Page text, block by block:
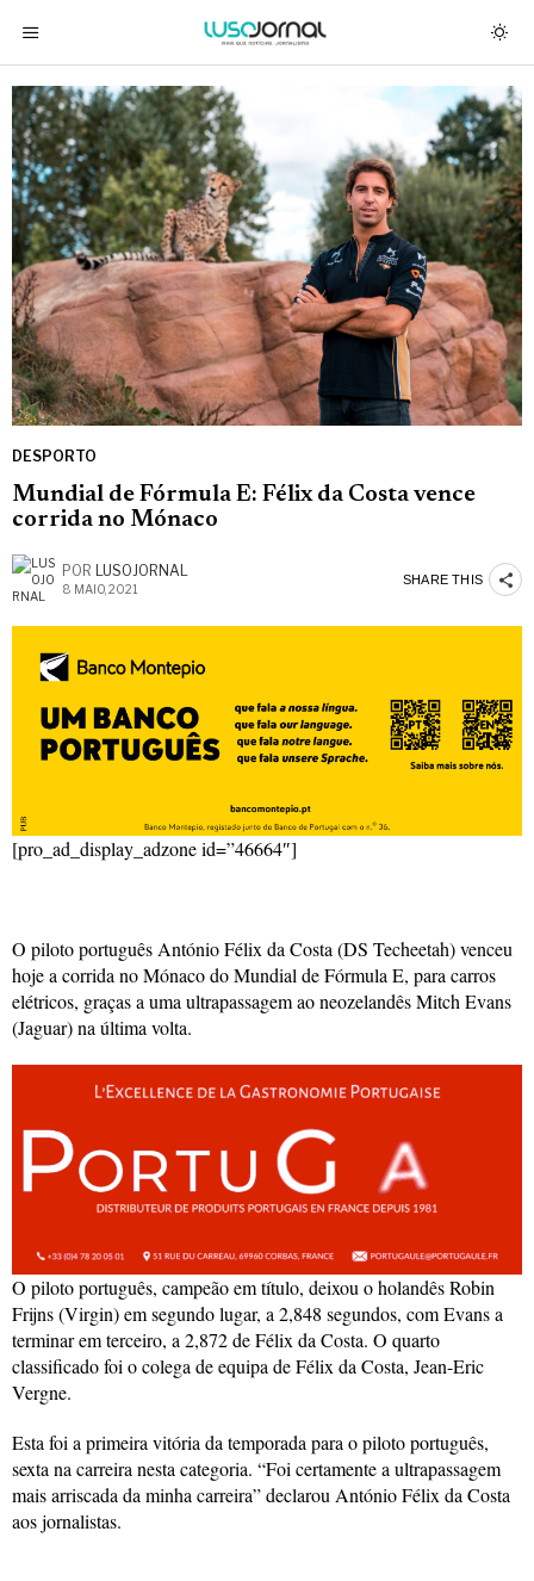
DESPORTO
Mundial de Fórmula E: Félix da Costa vence
corrida no Mónaco
POR LUSOJORNAL
8 MAIO, 2021
SHARE THIS
[pro_ad_display_adzone id=”46664″]
O piloto português António Félix da Costa (DS Techeetah) venceu
hoje a corrida no Mónaco do Mundial de Fórmula E, para carros
elétricos, graças a uma ultrapassagem ao neozelandês Mitch Evans
(Jaguar) na última volta.
O piloto português, campeão em título, deixou o holandês Robin
Frijns (Virgin) em segundo lugar, a 2,848 segundos, com Evans a
terminar em terceiro, a 2,872 de Félix da Costa. O quarto
classificado foi o colega de equipa de Félix da Costa, Jean-Eric
Vergne.
Esta foi a primeira vitória da temporada para o piloto português,
sexta na carreira nesta categoria. “Foi certamente a ultrapassagem
mais arriscada da minha carreira” declarou António Félix da Costa
aos jornalistas.